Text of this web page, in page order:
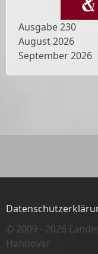
Ausgabe230
August 2026
September 2026
© 2009 - 2026
Hannover